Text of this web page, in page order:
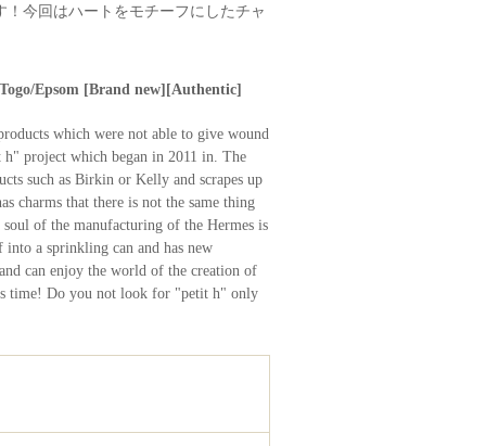
今回はハートをモチーフにしたチャ
Epsom [Brand new][Authentic]
which were not able to give wound
project which began in 2011 in. The
such as Birkin or Kelly and scrapes up
charms that there is not the same thing
of the manufacturing of the Hermes is
a sprinkling can and has new
can enjoy the world of the creation of
time! Do you not look for "petit h" only